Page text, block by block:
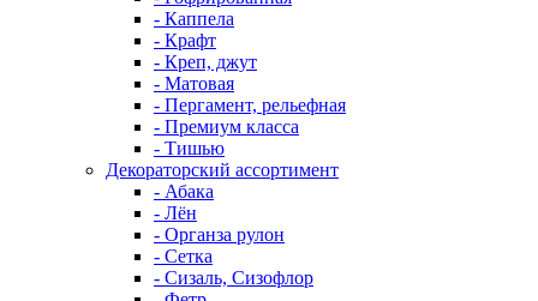
- Каппела
- Крафт
- Креп, джут
- Матовая
- Пергамент, рельефная
- Премиум класса
- Тишью
Декораторский ассортимент
- Абака
- Лён
- Органза рулон
- Сетка
- Сизаль, Сизофлор